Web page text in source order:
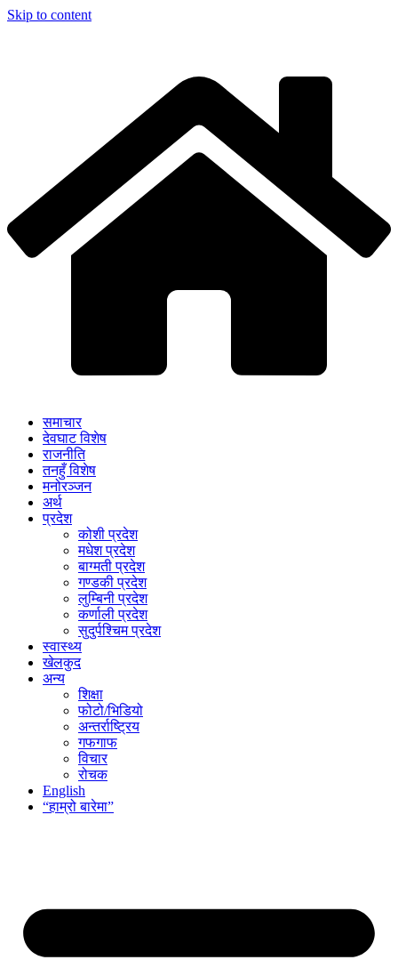
Skip to content
समाचार
देवघाट विशेष
राजनीति
तनहुँ विशेष
मनोरञ्जन
अर्थ
प्रदेश
कोशी प्रदेश
मधेश प्रदेश
बाग्मती प्रदेश
गण्डकी प्रदेश
लुम्बिनी प्रदेश
कर्णाली प्रदेश
सुदुर्पश्चिम प्रदेश
स्वास्थ्य
खेलकुद
अन्य
शिक्षा
फोटो/भिडियो
अन्तर्राष्ट्रिय
गफगाफ
विचार
रोचक
English
“हाम्रो बारेमा”